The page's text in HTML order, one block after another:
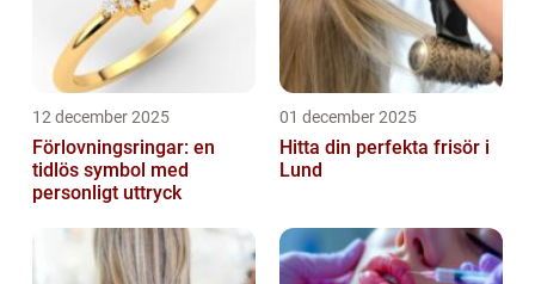
12 december 2025
Förlovningsringar: en
tidlös symbol med
personligt uttryck
01 december 2025
Hitta din perfekta frisör i
Lund